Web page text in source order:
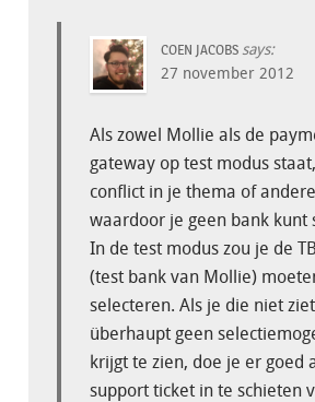
COEN JACOBS says:
27 november 2012
Als zowel Mollie als de
gateway op test modus
conflict in je thema of
waardoor je geen bank kunt
In de test modus zou je de
(test bank van Mollie)
selecteren. Als je die niet
überhaupt geen
krijgt te zien, doe je er goed
support ticket in te schieten